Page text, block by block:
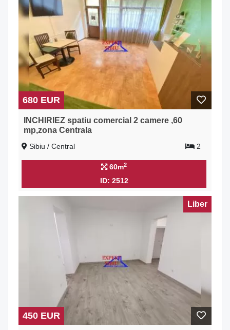
680 EUR
INCHIRIEZ spatiu comercial 2 camere ,60
mp,zona Centrala
Sibiu / Central 2
60m2
ID: 2512
Liber
450 EUR